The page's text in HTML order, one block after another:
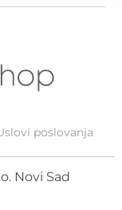
poslovanja
Novi Sad